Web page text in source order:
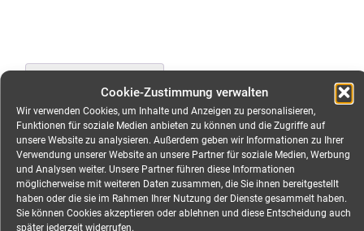
Cookie-Zustimmung verwalten
Wir verwenden Cookies, um Inhalte und Anzeigen zu personalisieren,
Funktionen für soziale Medien anbieten zu können und die Zugriffe auf
unsere Website zu analysieren. Außerdem geben wir Informationen zu Ihrer
Verwendung unserer Website an unsere Partner für soziale Medien, Werbung
und Analysen weiter. Unsere Partner führen diese Informationen
möglicherweise mit weiteren Daten zusammen, die Sie ihnen bereitgestellt
haben oder die sie im Rahmen Ihrer Nutzung der Dienste gesammelt haben.
Sie können Cookies akzeptieren oder ablehnen und diese Entscheidung auch
später jederzeit widerrufen.
Beschreibung
Zusätzliche Information
Beschreibung